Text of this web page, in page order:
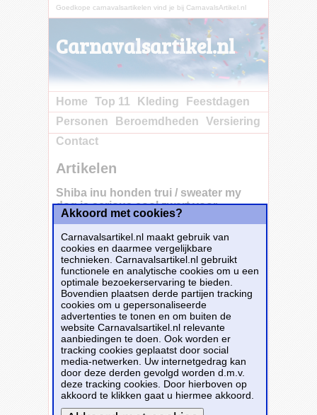
Goedkope carnavalsartikelen vind je bij CarnavalsArtikel.nl
Carnavalsartikel.nl
Home Top 11 Kleding
Feestdagen
Personen
Beroemdheden
Versiering
Contact
Artikelen
Shiba inu honden trui / sweater my
dog is serious cool zwart voor
kinderen
Shiba inu honden trui / sweater my dog is
serious cool zwart voor kinderen. Deze zwarte
sweater is voor iedereen die een Shiba inu
hond heeft of fan is van Shiba inu. De trui is
bedrukt met een hond en de tekst: my dog is
serious cool. Ook leuk om cadeau te doen aan
iedere honden liefhebber, bijvoorbeeld uw
zoon of dochter. Deze zwarte trui is van 80%
katoen en 20% polyester (260 grams).
Dit carnavalsartikel Shiba inu honden trui /
sweater my dog is serious cool zwart voor
kinderen is te bestellen bijPartyshopper.nl
voor€ 19,49.
Akkoord met cookies?
Carnavalsartikel.nl maakt gebruik van
cookies en daarmee vergelijkbare
technieken. Carnavalsartikel.nl gebruikt
functionele en analytische cookies om u een
optimale bezoekerservaring te bieden.
Bovendien plaatsen derde partijen tracking
cookies om u gepersonaliseerde
advertenties te tonen en om buiten de
website Carnavalsartikel.nl relevante
aanbiedingen te doen. Ook worden er
tracking cookies geplaatst door social
media-netwerken. Uw internetgedrag kan
door deze derden gevolgd worden d.m.v.
deze tracking cookies. Door hierboven op
akkoord te klikken gaat u hiermee akkoord.